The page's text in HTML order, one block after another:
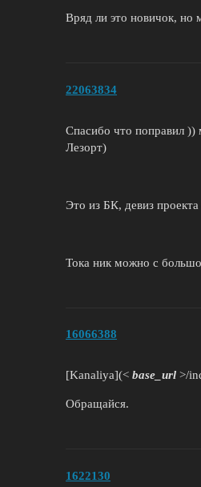
Вряд ли это новичок, но
22063834
Спасибо что поправил ))
Лезорт)
Это из БК, девиз проекта
Тока ник можно с
16066388
[Kanaliya](< base_url >/
Обращайся.
1622130